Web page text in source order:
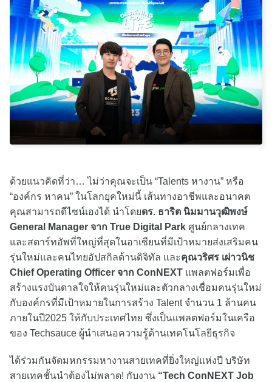
ด้วยแนวคิดที่ว่า… ไม่ว่าคุณจะเป็น “Talents หางาน” หรือ
“องค์กร หาคน” ในโลกยุคใหม่นี้ เส้นทางอาชีพและอนาคต
คุณสามารถดีไซน์เองได้ นำโดยดร. ธาริต นิมมานวุฒิพงษ์
General Manager จาก True Digital Park ศูนย์กลางเทค
และสตาร์ทอัพที่ใหญ่ที่สุดในอาเซียนที่มีเป้าหมายส่งเสริมคน
รุ่นใหม่และคนไทยอัปสกิลด้านดิจิทัล และคุณวริศร เผ่าวนิช
Chief Operating Officer จาก ConNEXT แพลตฟอร์มเพื่อ
สร้างแรงบันดาลใจให้คนรุ่นใหม่และตัวกลางเชื่อมคนรุ่นใหม่
กับองค์กรที่มีเป้าหมายในการสร้าง Talent จำนวน 1 ล้านคน
ภายในปี2025 ให้กับประเทศไทย ซึ่งเป็นแพลตฟอร์มในเครือ
ของ Techsauce ผู้นำเสนอความรู้ด้านเทคโนโลยีธุรกิจ
ได้ร่วมกันจัดมหกรรมหางานสายเทคที่ยิ่งใหญ่แห่งปี บริษัท
สายเทคชั้นนำต้องไม่พลาด! กับงาน “Tech ConNEXT Job